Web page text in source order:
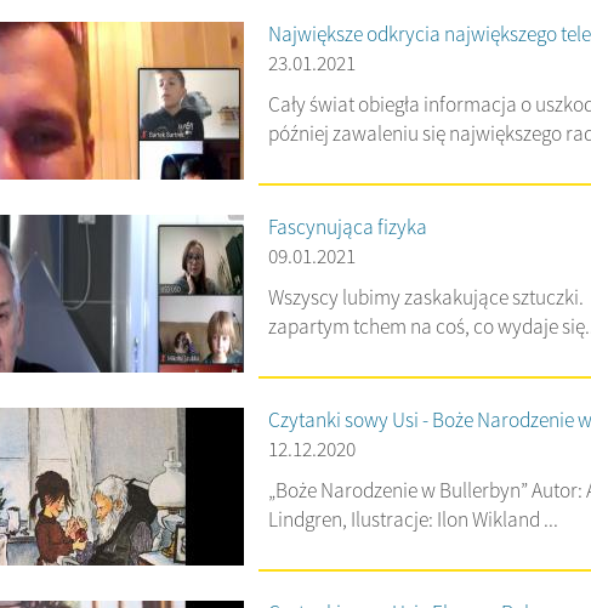
Największe odkrycia największego
23.01.2021
Cały świat obiegła informacja o
później zawaleniu się największego
Fascynująca fizyka
09.01.2021
Wszyscy lubimy zaskakujące
zapartym tchem na coś, co wydaje
Czytanki sowy Usi - Boże Narodzenie
12.12.2020
„Boże Narodzenie w Bullerbyn” Autor:
Lindgren, Ilustracje: Ilon Wikland ...